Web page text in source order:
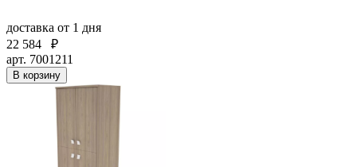
доставка от 1 дня
22 584
₽
арт. 7001211
В корзину